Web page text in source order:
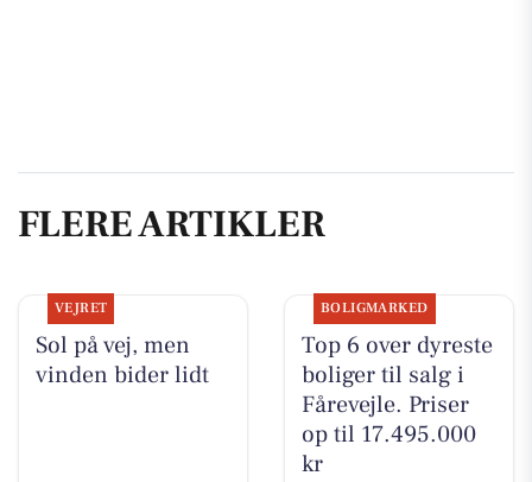
FLERE ARTIKLER
VEJRET
Sol på vej, men
vinden bider lidt
BOLIGMARKED
Top 6 over dyreste
boliger til salg i
Fårevejle. Priser
op til 17.495.000
kr